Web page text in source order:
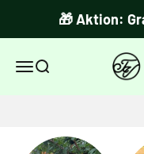
🎁 Aktion:
Navigationsmenü öffnen
Suche öffnen Team
Welcome to the animals
ZUM PRODUKT